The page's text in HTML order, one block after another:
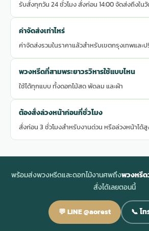
รับสั่งทุกวัน 24 ชั่วโมง สั่งก่อน 14:00 จัดส่งถึงใน
ค่าจัดส่งเท่าไหร่
ค่าจัดส่งรวมในราคาแล้วสำหรับเขตกรุงเทพและ
พวงหรีดที่สามพระยาวรวิหารใช้แบบไหน
ใช้ได้ทุกแบบ ทั้งดอกไม้สด พัดลม และผ้า
ต้องสั่งล่วงหน้าก่อนกี่ชั่วโมง
สั่งก่อน 3 ชั่วโมงสำหรับงานด่วน หรือล่วงหน้าได้
พร้อมส่งพวงหรีดและดอกไม้งานศพถึงพวงหรีด
สั่งได้เลยตอนนี้
💬 LINE @aorest 📞 โ